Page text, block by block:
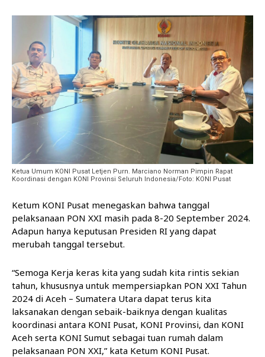
Ketua Umum KONI Pusat Letjen Purn. Marciano Norman Pimpin Rapat
Koordinasi dengan KONI Provinsi Seluruh Indonesia/Foto: KONI Pusat
Ketum KONI Pusat menegaskan bahwa tanggal
pelaksanaan PON XXI masih pada 8-20 September 2024.
Adapun hanya keputusan Presiden RI yang dapat
merubah tanggal tersebut.
“Semoga Kerja keras kita yang sudah kita rintis sekian
tahun, khususnya untuk mempersiapkan PON XXI Tahun
2024 di Aceh – Sumatera Utara dapat terus kita
laksanakan dengan sebaik-baiknya dengan kualitas
koordinasi antara KONI Pusat, KONI Provinsi, dan KONI
Aceh serta KONI Sumut sebagai tuan rumah dalam
pelaksanaan PON XXI,” kata Ketum KONI Pusat.